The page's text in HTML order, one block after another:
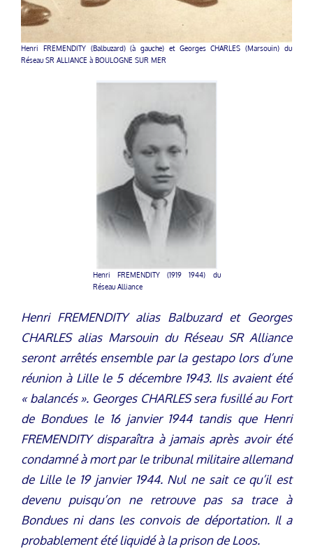
Henri FREMENDITY (Balbuzard) (à gauche) et Georges CHARLES (Marsouin) du
Réseau SR ALLIANCE à BOULOGNE SUR MER
Henri FREMENDITY (1919 1944) du
Réseau Alliance
Henri FREMENDITY alias Balbuzard et Georges
CHARLES alias Marsouin du Réseau SR Alliance
seront arrêtés ensemble par la gestapo lors d’une
réunion à Lille le 5 décembre 1943. Ils avaient été
« balancés ». Georges CHARLES sera fusillé au Fort
de Bondues le 16 janvier 1944 tandis que Henri
FREMENDITY disparaîtra à jamais après avoir été
condamné à mort par le tribunal militaire allemand
de Lille le 19 janvier 1944. Nul ne sait ce qu’il est
devenu puisqu’on ne retrouve pas sa trace à
Bondues ni dans les convois de déportation. Il a
probablement été liquidé à la prison de Loos.